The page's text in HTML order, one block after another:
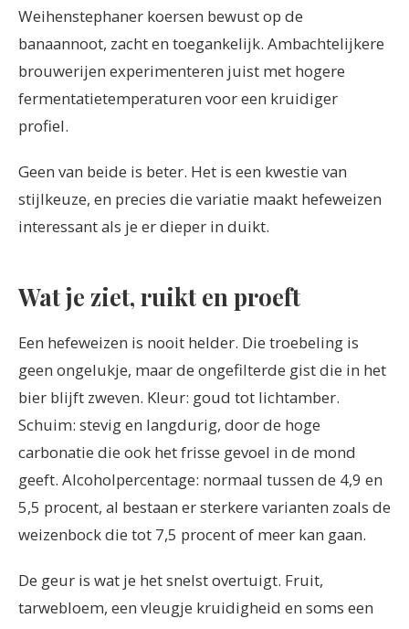
Weihenstephaner koersen bewust op de
banaannoot, zacht en toegankelijk. Ambachtelijkere
brouwerijen experimenteren juist met hogere
fermentatietemperaturen voor een kruidiger
profiel.
Geen van beide is beter. Het is een kwestie van
stijlkeuze, en precies die variatie maakt hefeweizen
interessant als je er dieper in duikt.
Wat je ziet, ruikt en proeft
Een hefeweizen is nooit helder. Die troebeling is
geen ongelukje, maar de ongefilterde gist die in het
bier blijft zweven. Kleur: goud tot lichtamber.
Schuim: stevig en langdurig, door de hoge
carbonatie die ook het frisse gevoel in de mond
geeft. Alcoholpercentage: normaal tussen de 4,9 en
5,5 procent, al bestaan er sterkere varianten zoals de
weizenbock die tot 7,5 procent of meer kan gaan.
De geur is wat je het snelst overtuigt. Fruit,
tarwebloem, een vleugje kruidigheid en soms een